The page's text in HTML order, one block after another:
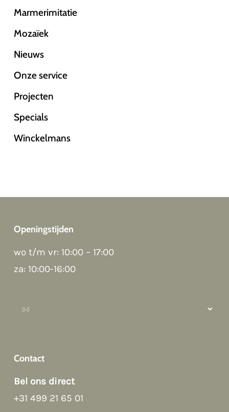
Marmerimitatie
Mozaïek
Nieuws
Onze service
Projecten
Specials
Winckelmans
Openingstijden
wo t/m vr: 10:00 – 17:00
za: 10:00-16:00
Contact
Bel ons direct
+31 499 21 65 01
Good afternoon 👋
Hoi! Kunnen we ergens bij helpen?